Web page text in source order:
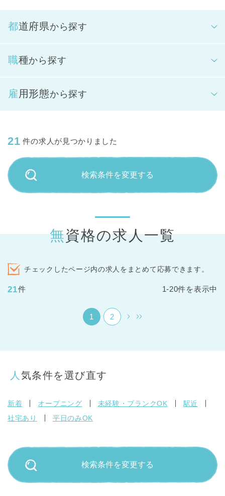
都道府県から探す
職種から探す
雇用形態から探す
21 件の求人が見つかりました
検索条件を変更する
無資格の求人一覧
チェックしたページ内の求人をまとめて応募できます。
21件 1-20件を表示中
1 2
人気条件を選び直す
新着 オープニング 未経験・ブランクOK
駅近
社宅あり
平日のみOK
検索条件を変更する